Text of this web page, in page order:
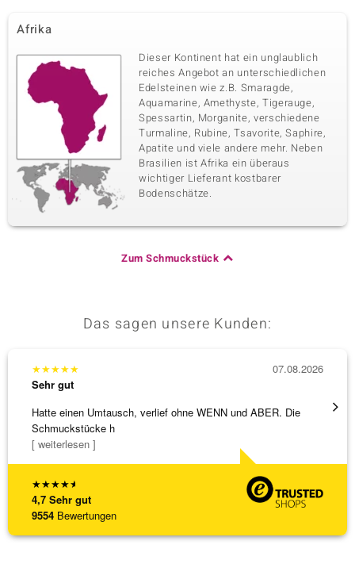
Afrika
Dieser Kontinent hat ein unglaublich
reiches Angebot an unterschiedlichen
Edelsteinen wie z.B. Smaragde,
Aquamarine, Amethyste, Tigerauge,
Spessartin, Morganite, verschiedene
Turmaline, Rubine, Tsavorite, Saphire,
Apatite und viele andere mehr. Neben
Brasilien ist Afrika ein überaus
wichtiger Lieferant kostbarer
Bodenschätze.
Zum Schmuckstück
Das sagen unsere Kunden:
★★★★★
4,7 Sehr gut
9554 Bewertungen
★★★★★
Sehr gut
Hatte einen Umtausch, verlief ohne WENN und ABER. Die
Schmuckstücke h
[ weiterlesen ]
07.08.2026
Die